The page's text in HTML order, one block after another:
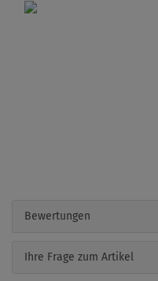
Bewertungen
Ihre Frage zum Artikel